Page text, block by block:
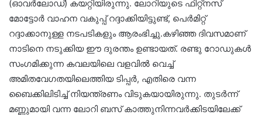
(ഓവർലോഡ്) കയറ്റിയിരുന്നു. ലോറിയുടെ ഫിറ്റ്നസ്
മോട്ടോർ വാഹന വകുപ്പ് റദ്ദാക്കിയിട്ടുണ്ട്, പെർമിറ്റ്
റദ്ദാക്കാനുള്ള നടപടികളും ആരംഭിച്ചു.കഴിഞ്ഞ ദിവസമാണ്
നാടിനെ നടുക്കിയ ഈ ദുരന്തം ഉണ്ടായത്. രണ്ടു റോഡുകൾ
സംഗമിക്കുന്ന കവലയിലെ വളവിൽ വെച്ച്
അമിതവേഗതയിലെത്തിയ ടിപ്പർ, എതിരെ വന്ന
ബൈക്കിലിടിച്ച് നിയന്ത്രണം വിടുകയായിരുന്നു. തുടർന്ന്
മണ്ണുമായി വന്ന ലോറി ബസ് കാത്തുനിന്നവർക്കിടയിലേക്ക്